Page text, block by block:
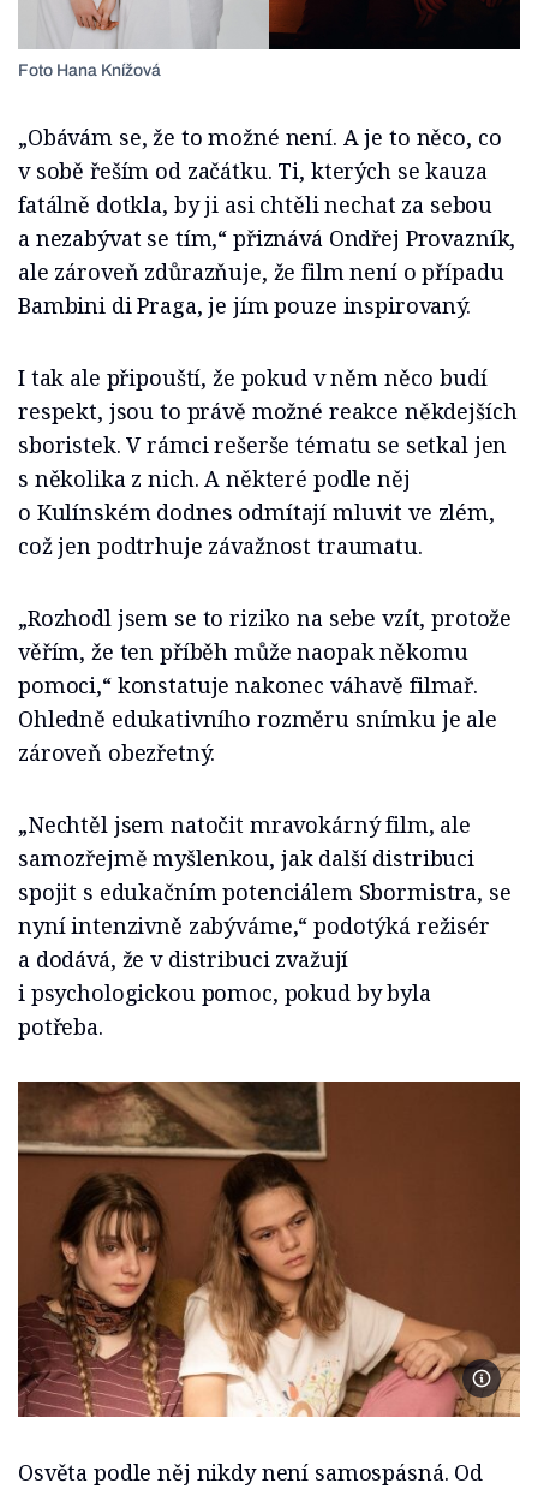
Foto Hana Knížová
„Obávám se, že to možné není. A je to něco, co
v sobě řeším od začátku. Ti, kterých se kauza
fatálně dotkla, by ji asi chtěli nechat za sebou
a nezabývat se tím,“ přiznává Ondřej Provazník,
ale zároveň zdůrazňuje, že film není o případu
Bambini di Praga, je jím pouze inspirovaný.
I tak ale připouští, že pokud v něm něco budí
respekt, jsou to právě možné reakce někdejších
sboristek. V rámci rešerše tématu se setkal jen
s několika z nich. A některé podle něj
o Kulínském dodnes odmítají mluvit ve zlém,
což jen podtrhuje závažnost traumatu.
„Rozhodl jsem se to riziko na sebe vzít, protože
věřím, že ten příběh může naopak někomu
pomoci,“ konstatuje nakonec váhavě filmař.
Ohledně edukativního rozměru snímku je ale
zároveň obezřetný.
„Nechtěl jsem natočit mravokárný film, ale
samozřejmě myšlenkou, jak další distribuci
spojit s edukačním potenciálem Sbormistra, se
nyní intenzivně zabýváme,“ podotýká režisér
a dodává, že v distribuci zvažují
i psychologickou pomoc, pokud by byla
potřeba.
Foto
Osvěta podle něj nikdy není samospásná. Od